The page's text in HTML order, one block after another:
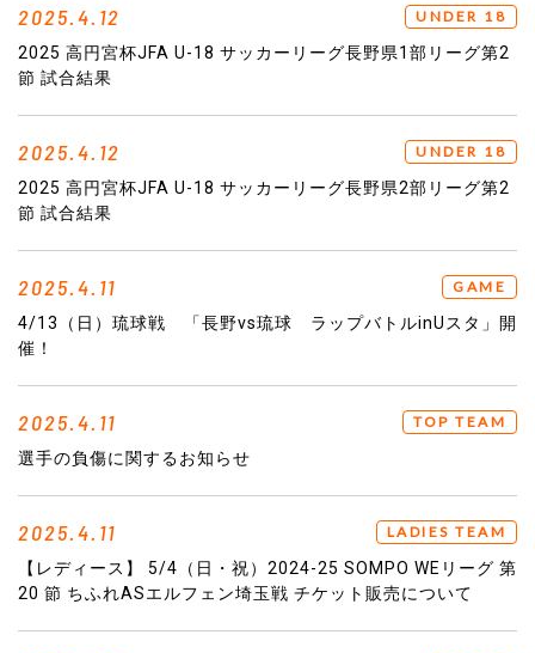
2025.4.12 UNDER 18
2025 高円宮杯JFA U-18 サッカーリーグ長野県1部リーグ第2
節 試合結果
2025.4.12 UNDER 18
2025 高円宮杯JFA U-18 サッカーリーグ長野県2部リーグ第2
節 試合結果
2025.4.11 GAME
4/13（日）琉球戦 「長野vs琉球 ラップバトルinUスタ」開
催！
2025.4.11 TOP TEAM
選手の負傷に関するお知らせ
2025.4.11 LADIES TEAM
【レディース】 5/4（日・祝）2024-25 SOMPO WEリーグ 第
20 節 ちふれASエルフェン埼玉戦 チケット販売について